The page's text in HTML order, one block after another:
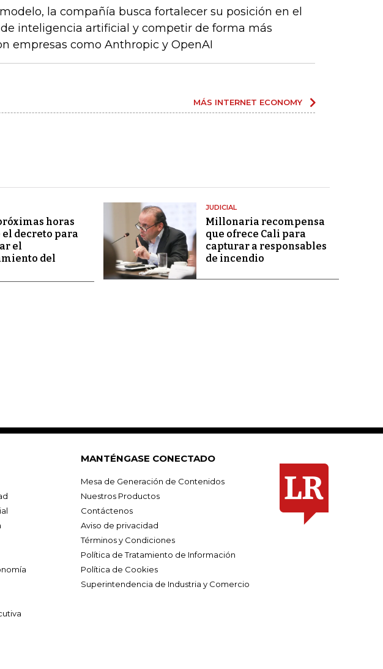
la compañía busca fortalecer su posición en el
inteligencia artificial y competir de forma más
empresas como Anthropic y OpenAI
MÁS INTERNET ECONOMY
horas
decreto para
el
del
JUDICIAL
Millonaria recompensa
que ofrece Cali para
capturar a responsables
de incendio
MANTÉNGASE CONECTADO
Mesa de Generación de Contenidos
Nuestros Productos
Contáctenos
Aviso de privacidad
Términos y Condiciones
Política de Tratamiento de Información
Política de Cookies
Superintendencia de Industria y Comercio